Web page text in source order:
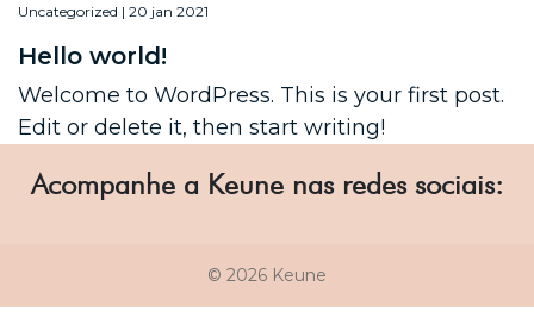
Uncategorized | 20 jan 2021
Hello world!
Welcome to WordPress. This is your first post.
Edit or delete it, then start writing!
Acompanhe a Keune nas redes sociais:
© 2026 Keune